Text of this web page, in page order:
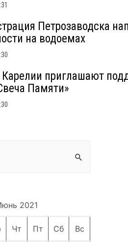
Петрозаводска
на водоемах
приглашают
Памяти»
2021
Чт Пт Сб Вс